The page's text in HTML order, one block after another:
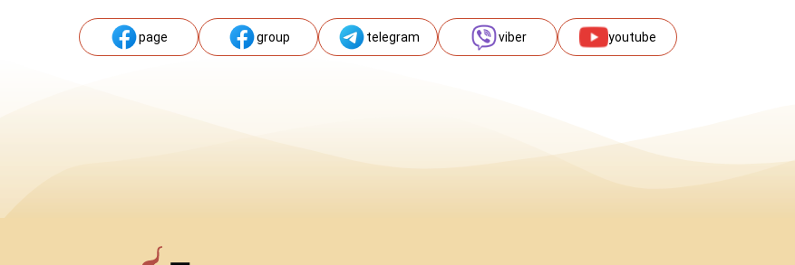
page group telegram viber youtube